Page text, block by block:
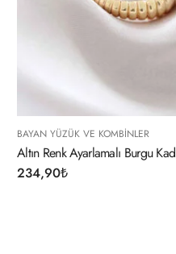
BAYAN YÜZÜK VE
Ayarlamalı Gümüş
Kadın Yüzük